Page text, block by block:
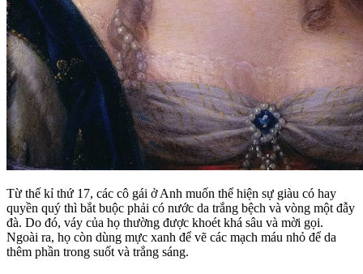
Từ thế kỉ thứ 17, các cô gái ở Anh muốn thể hiện sự giàu có hay
quyền quý thì bắt buộc phải có nước da trắng bệch và vòng một đẫy
đà. Do đó, váy của họ thường được khoét khá sâu và mời gọi.
Ngoài ra, họ còn dùng mực xanh để vẽ các mạch máu nhỏ để da
thêm phần trong suốt và trắng sáng.